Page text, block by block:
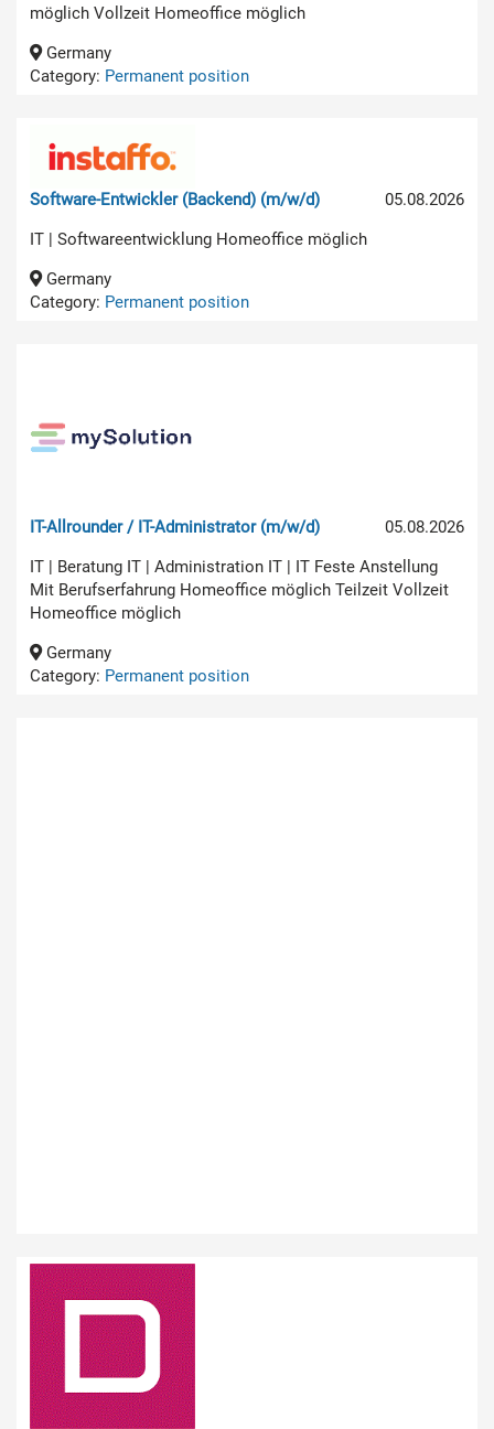
möglich Vollzeit Homeoffice möglich
Germany
Category: Permanent position
05.08.2026
Software-Entwickler (Backend) (m/w/d)
IT | Softwareentwicklung Homeoffice möglich
Germany
Category: Permanent position
05.08.2026
IT-Allrounder / IT-Administrator (m/w/d)
IT | Beratung IT | Administration IT | IT Feste Anstellung
Mit Berufserfahrung Homeoffice möglich Teilzeit Vollzeit
Homeoffice möglich
Germany
Category: Permanent position